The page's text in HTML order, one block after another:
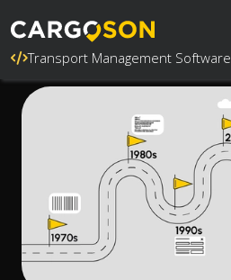
Transport Management Software